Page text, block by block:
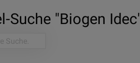
Suche "Biogen